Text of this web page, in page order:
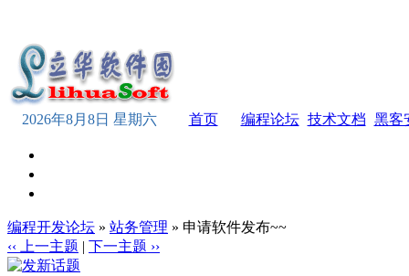
2026年8月8日 星期六 首页 编程论坛 技术文档 黑客
编程开发论坛 » 站务管理 » 申请软件发布~~
‹‹ 上一主题 | 下一主题 ››